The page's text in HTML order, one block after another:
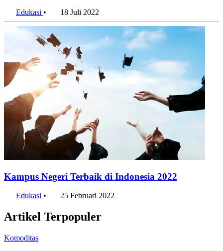
Edukasi • 18 Juli 2022
Kampus Negeri Terbaik di Indonesia 2022
Edukasi • 25 Februari 2022
Artikel Terpopuler
Komoditas